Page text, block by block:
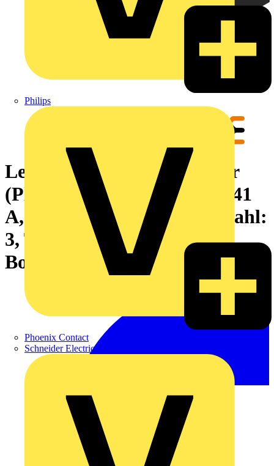
Philips
Phoenix Contact
Schneider Electric
Leiterplattensteckverbinder
(Platinenanschluss), 630 V, 41
A, Raster in mm: 7.62, Polzahl:
3, THT/THR-Lötanschluss,
Box